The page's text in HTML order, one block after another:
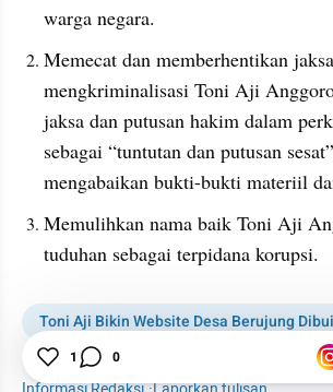
warga negara.
Memecat dan memberhentikan
mengkriminalisasi Toni Aji
jaksa dan putusan hakim dalam
sebagai “tuntutan dan putusan
mengabaikan bukti-bukti materiil
Memulihkan nama baik Toni Aji
tuduhan sebagai terpidana korupsi.
Toni Aji Bikin Website Desa Berujung Dibui
Desa
Kasus
1 0